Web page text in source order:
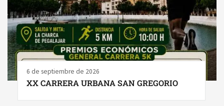
6 de septiembre de 2026
XX CARRERA URBANA SAN GREGORIO